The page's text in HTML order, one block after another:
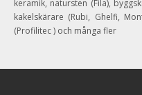
keramik, natursten (Fila),
kakelskärare (Rubi, Ghelfi,
(Profilitec ) och många fler